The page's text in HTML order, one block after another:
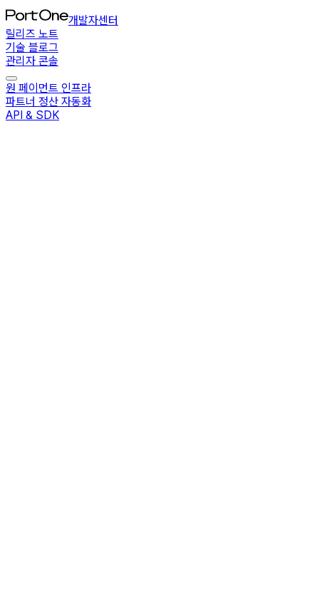
개발자센터
릴리즈 노트
기술 블로그
관리자 콘솔
원 페이먼트 인프라
파트너 정산 자동화
API & SDK